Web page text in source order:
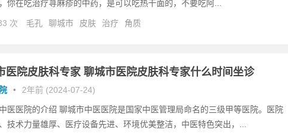
你在吃治疗荨麻疹的中药，是可以吃热干面的，不要吃阿...
次 毛孔 聊城市 皮肤 治疗 角质
医院皮肤科专家 聊城市医院皮肤科专家什么时间坐诊
• 2年前 (2024-07-24)
医医院的介绍 聊城市中医医院是国家中医管理局命名的三级甲等医院。医院
技术力量雄厚、医疗设备先进、环境优美整洁，中医特色突出，...